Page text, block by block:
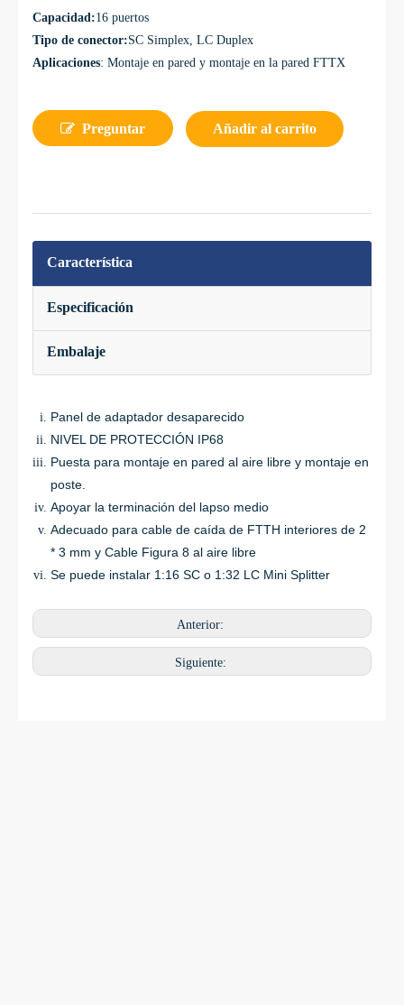
Capacidad:16 puertos
Tipo de conector:SC Simplex, LC Duplex
Aplicaciones: Montaje en pared y montaje en la pared FTTX
Preguntar Añadir al carrito
Característica
Especificación
Embalaje
Panel de adaptador desaparecido
NIVEL DE PROTECCIÓN IP68
Puesta para montaje en pared al aire libre y montaje en
poste.
Apoyar la terminación del lapso medio
Adecuado para cable de caída de FTTH interiores de 2
* 3 mm y Cable Figura 8 al aire libre
Se puede instalar 1:16 SC o 1:32 LC Mini Splitter
Anterior:
Siguiente: